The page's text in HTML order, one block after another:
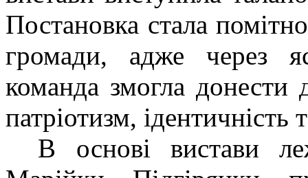
Постановка стала
громади, адже через
команда змогла донести
патріотизм, ідентичність
В основі вистави